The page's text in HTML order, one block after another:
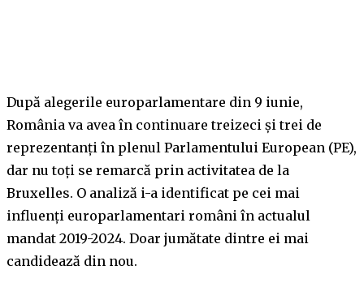
După alegerile europarlamentare din 9 iunie,
România va avea în continuare treizeci și trei de
reprezentanți în plenul Parlamentului European (PE),
dar nu toți se remarcă prin activitatea de la
Bruxelles. O analiză i-a identificat pe cei mai
influenți europarlamentari români în actualul
mandat 2019-2024. Doar jumătate dintre ei mai
candidează din nou.